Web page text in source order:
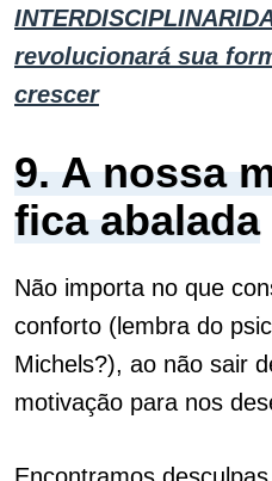
revolucionará sua
crescer
9. A nossa
fica abalada
Não importa no que
conforto (lembra do
Michels?), ao não sair
motivação para nos